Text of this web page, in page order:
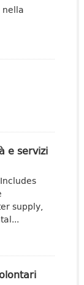
nella
e servizi
supply,